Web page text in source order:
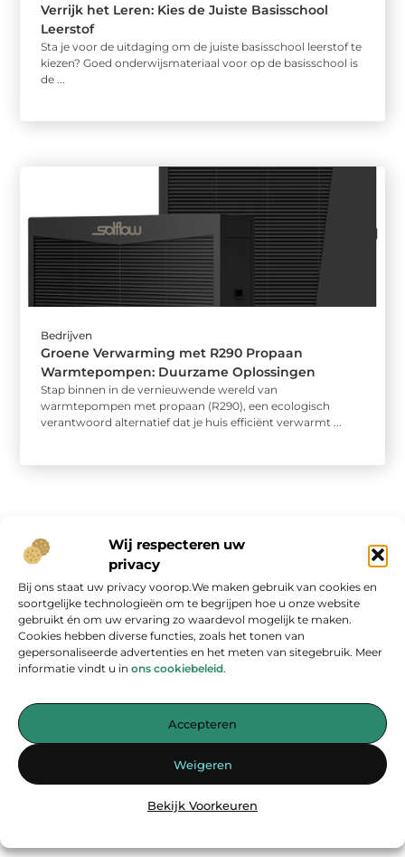
Wij respecteren uw
privacy
Bij ons staat uw privacy voorop.We maken gebruik van cookies en
soortgelijke technologieën om te begrijpen hoe u onze website
gebruikt én om uw ervaring zo waardevol mogelijk te maken.
Cookies hebben diverse functies, zoals het tonen van
gepersonaliseerde advertenties en het meten van sitegebruik. Meer
informatie vindt u in ons cookiebeleid.
Accepteren
Weigeren
Bekijk Voorkeuren
Verrijk het Leren: Kies de Juiste Basisschool
Leerstof
Sta je voor de uitdaging om de juiste basisschool leerstof te
kiezen? Goed onderwijsmateriaal voor op de basisschool is
de ...
Bedrijven
Groene Verwarming met R290 Propaan
Warmtepompen: Duurzame Oplossingen
Stap binnen in de vernieuwende wereld van
warmtepompen met propaan (R290), een ecologisch
verantwoord alternatief dat je huis efficiënt verwarmt ...
Jouw bron voor inspirerende blogs en waardevolle inzichten
— Laat je inspireren door verhelderende verhalen, praktische tips
Begin vandaag nog met ontdekken op
Onze informatie